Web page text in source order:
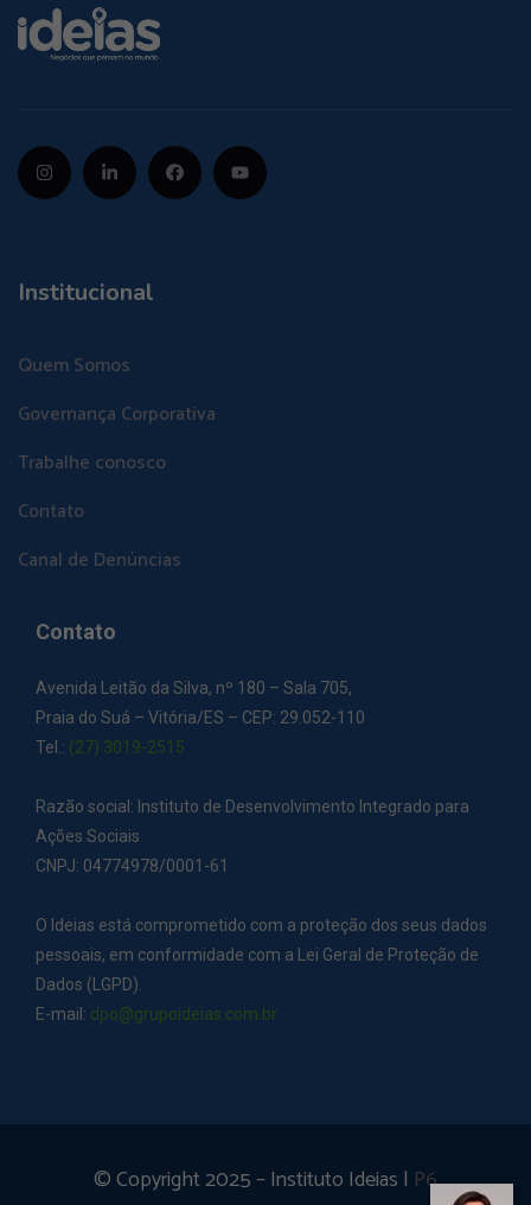
Institucional
Quem Somos
Governança Corporativa
Trabalhe conosco
Contato
Canal de Denúncias
Contato
Avenida Leitão da Silva, nº 180 – Sala 705,
Praia do Suá – Vitória/ES – CEP: 29.052-110
Tel.: (27) 3019-2515
Razão social: Instituto de Desenvolvimento Integrado para
Ações Sociais
CNPJ: 04774978/0001-61
O Ideias está comprometido com a proteção dos seus dados
pessoais, em conformidade com a Lei Geral de Proteção de
Dados (LGPD).
E-mail: dpo@grupoideias.com.br
© Copyright 2025 – Instituto Ideias | P6